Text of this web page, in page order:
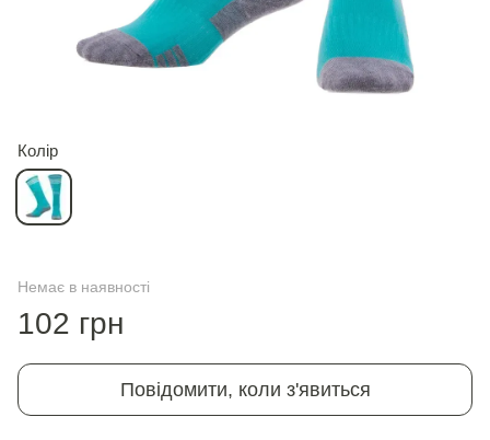
Колір
Немає в наявності
102 грн
Повідомити, коли з'явиться